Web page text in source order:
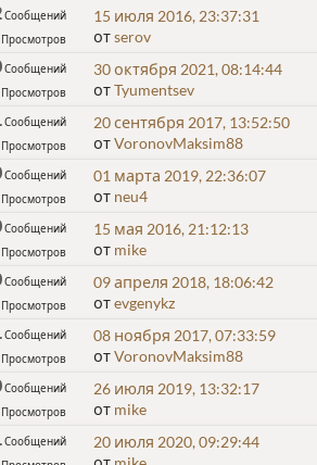
Сообщений
Просмотров
15 июля 2016, 23:37:31
отserov
Сообщений
Просмотров
30 октября 2021, 08:14:44
отTyumentsev
Сообщений
Просмотров
20 сентября 2017, 13:52:50
отVoronovMaksim88
Сообщений
Просмотров
01 марта 2019, 22:36:07
от neu4
Сообщений
Просмотров
15 мая 2016, 21:12:13
от mike
Сообщений
Просмотров
09 апреля 2018, 18:06:42
отevgenykz
Сообщений
Просмотров
08 ноября 2017, 07:33:59
отVoronovMaksim88
Сообщений
Просмотров
26 июля 2019, 13:32:17
от mike
Сообщений
20 июля 2020, 09:29:44